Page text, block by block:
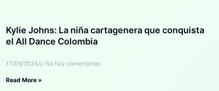
Kylie Johns: La niña cartagenera que conquista
el All Dance Colombia
17/09/2024 No hay comentarios
Read More »